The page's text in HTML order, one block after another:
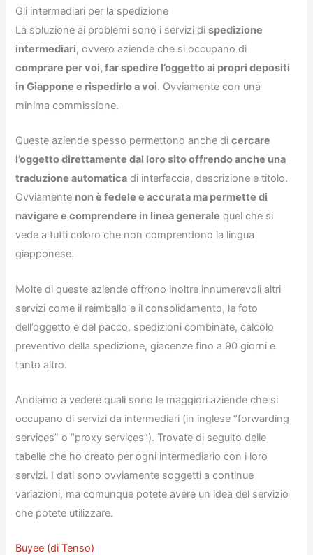
Gli intermediari per la spedizione
La soluzione ai problemi sono i servizi dispedizione
intermediari, ovvero aziende che si occupano di
comprare per voi, far spedire l’oggetto ai propri depositi
in Giappone e rispedirlo a voi. Ovviamente con una
minima commissione.
Queste aziende spesso permettono anche dicercare
l’oggetto direttamente dal loro sito offrendo anche una
traduzione automatica di interfaccia, descrizione e titolo.
Ovviamente non è fedele e accurata ma permette di
navigare e comprendere in linea generale quel che si
vede a tutti coloro che non comprendono la lingua
giapponese.
Molte di queste aziende offrono inoltre innumerevoli altri
servizi come il reimballo e il consolidamento, le foto
dell’oggetto e del pacco, spedizioni combinate, calcolo
preventivo della spedizione, giacenze fino a 90 giorni e
tanto altro.
Andiamo a vedere quali sono le maggiori aziende che si
occupano di servizi da intermediari (in inglese “forwarding
services” o “proxy services”). Trovate di seguito delle
tabelle che ho creato per ogni intermediario con i loro
servizi. I dati sono ovviamente soggetti a continue
variazioni, ma comunque potete avere un idea del servizio
che potete utilizzare.
Buyee (di Tenso)